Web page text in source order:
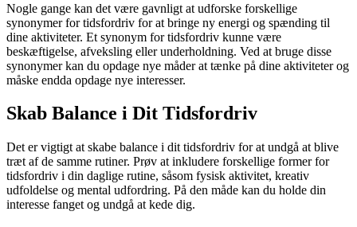
Nogle gange kan det være gavnligt at udforske forskellige
synonymer for tidsfordriv for at bringe ny energi og spænding til
dine aktiviteter. Et synonym for tidsfordriv kunne være
beskæftigelse, afveksling eller underholdning. Ved at bruge disse
synonymer kan du opdage nye måder at tænke på dine aktiviteter og
måske endda opdage nye interesser.
Skab Balance i Dit Tidsfordriv
Det er vigtigt at skabe balance i dit tidsfordriv for at undgå at blive
træt af de samme rutiner. Prøv at inkludere forskellige former for
tidsfordriv i din daglige rutine, såsom fysisk aktivitet, kreativ
udfoldelse og mental udfordring. På den måde kan du holde din
interesse fanget og undgå at kede dig.